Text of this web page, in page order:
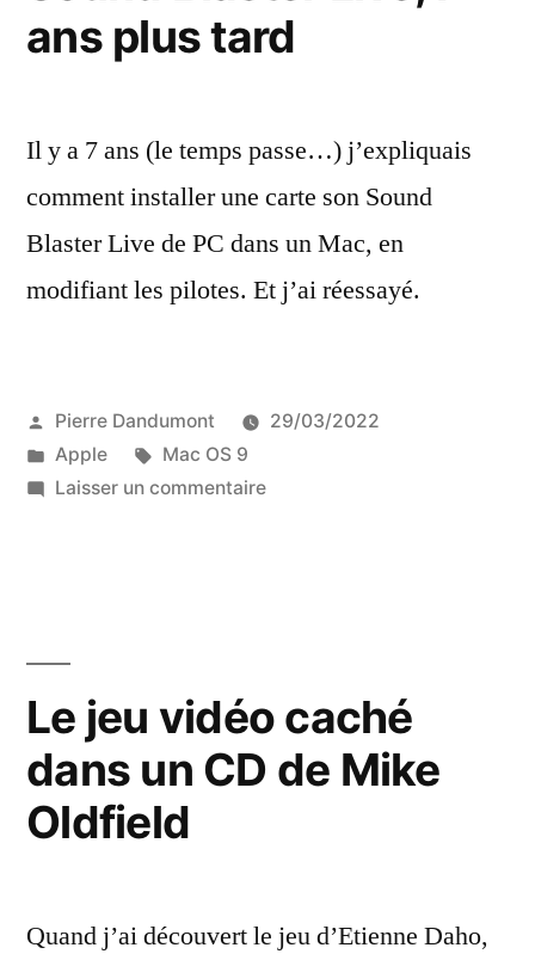
ans plus tard
Il y a 7 ans (le temps passe…) j’expliquais
comment installer une carte son Sound
Blaster Live de PC dans un Mac, en
modifiant les pilotes. Et j’ai réessayé.
Publié
par
Pierre Dandumont
29/03/2022
Publié
dans
Apple Étiquettes :
Mac OS 9
Laisser un commentairesur
Live,
ans
Le jeu vidéo caché
dans un CD de Mike
Oldfield
Quand j’ai découvert le jeu d’Etienne Daho,